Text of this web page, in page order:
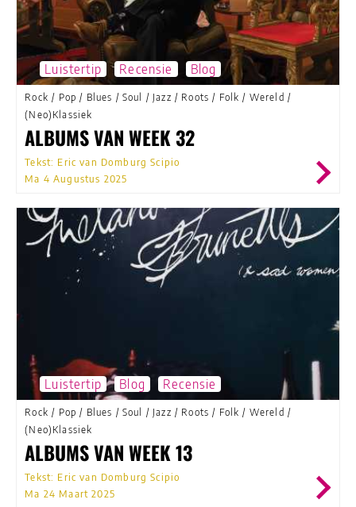
Luistertip Recensie Blog
Rock / Pop / Blues / Soul / Jazz / Roots / Folk / Wereld /
(Neo)Klassiek
ALBUMS VAN WEEK 32
Tekst: Eric van Domburg Scipio
Ma 4 Augustus 2025
Luistertip Blog Recensie
Rock / Pop / Blues / Soul / Jazz / Roots / Folk / Wereld /
(Neo)Klassiek
ALBUMS VAN WEEK 13
Tekst: Eric van Domburg Scipio
Ma 24 Maart 2025